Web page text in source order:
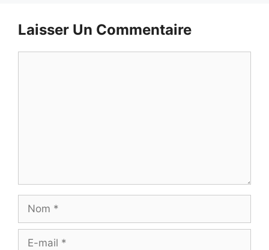
Laisser Un Commentaire
Nom